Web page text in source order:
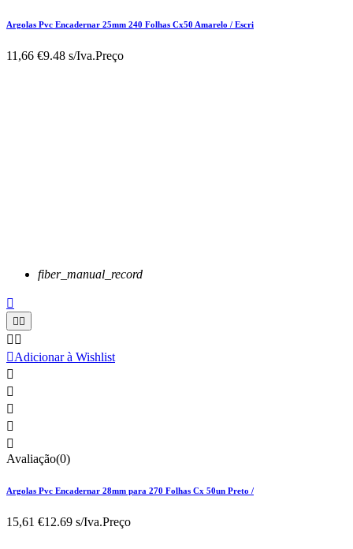
Argolas Pvc Encadernar 25mm 240 Folhas Cx50 Amarelo / Escri
11,66 €9.48 s/Iva.Preço
fiber_manual_record

 
 
Adicionar à Wishlist





Avaliação(0)
Argolas Pvc Encadernar 28mm para 270 Folhas Cx 50un Preto /
15,61 €12.69 s/Iva.Preço